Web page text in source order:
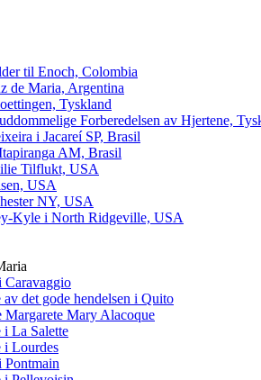
til Enoch, Colombia
de Maria, Argentina
Tyskland
Forberedelsen av Hjertene,
i Jacareí SP, Brasil
AM, Brasil
Tilflukt, USA
USA
NY, USA
Kyle i North Ridgeville, USA
Caravaggio
det gode hendelsen i Quito
Mary Alacoque
i La Salette
i Lourdes
Pontmain